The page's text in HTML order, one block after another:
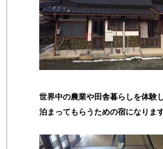
世界中の農業や田舎暮らしを体験
泊まってもらうための宿になりま